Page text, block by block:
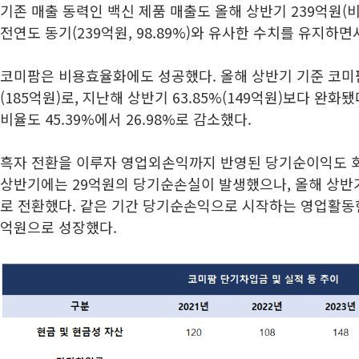
기존 매출 동력인 백신 제품 매출도 올해 상반기 239억원(
전연도 동기(239억원, 98.89%)와 유사한 수치를 유지하면
코미팜은 비용효율화에도 성공했다. 올해 상반기 기준 코
(185억원)로, 지난해 상반기 63.85%(149억원)보다 완화
비율도 45.39%에서 26.98%로 감소했다.
흑자 전환을 이루자 영업외손익까지 반영된 당기순이익도
상반기에는 29억원의 당기순손실이 발생했으나, 올해 상
로 전환했다. 같은 기간 당기순손익으로 시작하는 영업활
억원으로 성장했다.